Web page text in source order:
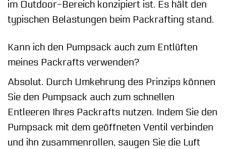
im Outdoor-Bereich konzipiert ist. Es hält den
typischen Belastungen beim Packrafting stand.
Kann ich den Pumpsack auch zum Entlüften
meines Packrafts verwenden?
Absolut. Durch Umkehrung des Prinzips können
Sie den Pumpsack auch zum schnellen
Entleeren Ihres Packrafts nutzen. Indem Sie den
Pumpsack mit dem geöffneten Ventil verbinden
und ihn zusammenrollen, saugen Sie die Luft